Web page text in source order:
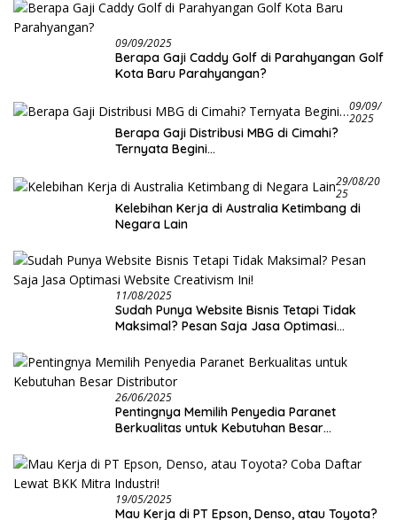
09/09/2025
Berapa Gaji Caddy Golf di Parahyangan Golf
Kota Baru Parahyangan?
09/09/
2025
Berapa Gaji Distribusi MBG di Cimahi?
Ternyata Begini…
29/08/20
25
Kelebihan Kerja di Australia Ketimbang di
Negara Lain
11/08/2025
Sudah Punya Website Bisnis Tetapi Tidak
Maksimal? Pesan Saja Jasa Optimasi
26/06/2025
Pentingnya Memilih Penyedia Paranet
Berkualitas untuk Kebutuhan Besar
19/05/2025
Mau Kerja di PT Epson, Denso, atau Toyota?